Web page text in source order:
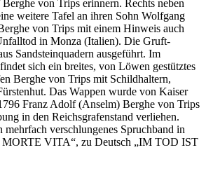
von Trips erinnern. Rechts neben
weitere Tafel an ihren Sohn Wolfgang
von Trips mit einem Hinweis auch
in Monza (Italien). Die Gruft-
Sandsteinquadern ausgeführt. Im
sich ein breites, von Löwen gestütztes
Berghe von Trips mit Schildhaltern,
Das Wappen wurde von Kaiser
Franz Adolf (Anselm) Berghe von Trips
in den Reichsgrafenstand verliehen.
verschlungenes Spruchband in
MORTE VITA“, zu Deutsch „IM TOD IST